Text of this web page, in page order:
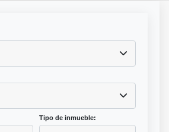
Tipo de inmueble: